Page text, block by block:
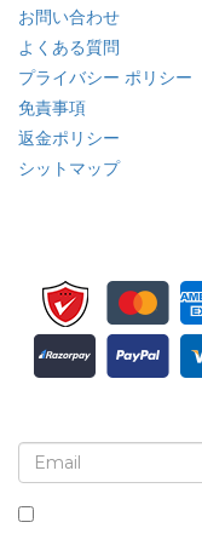
お問い合わせ
よくある質問
プライバシー ポリシー
免責事項
返金ポリシー
シットマップ